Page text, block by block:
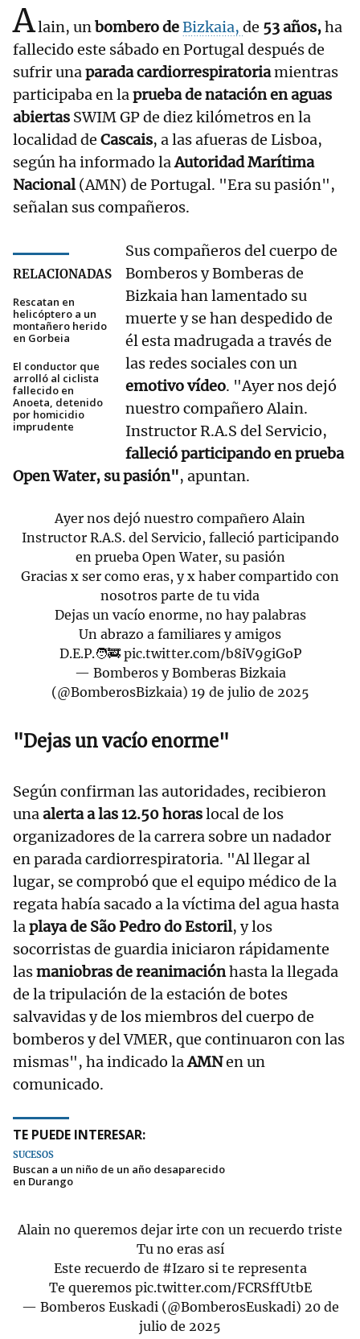
Alain, unbombero deBizkaia, de 53 años,ha
fallecido este sábado en Portugal después de
sufrir unaparada cardiorrespiratoriamientras
participaba en laprueba de natación en aguas
abiertas SWIM GP de diez kilómetros en la
localidad de Cascais, a las afueras de Lisboa,
según ha informado laAutoridad Marítima
Nacional(AMN) de Portugal. "Era su pasión",
señalan sus compañeros.
RELACIONADAS
Rescatan en
helicóptero a un
montañero herido
en Gorbeia
El conductor que
arrolló al ciclista
fallecido en
Anoeta, detenido
por homicidio
imprudente
Sus compañeros del cuerpo de
Bomberos y Bomberas de
Bizkaia han lamentado su
muerte y se han despedido de
él esta madrugada a través de
las redes sociales con un
emotivo vídeo. "Ayer nos dejó
nuestro compañero Alain.
Instructor R.A.S del Servicio,
falleció participando en prueba
Open Water, su pasión", apuntan.
Ayer nos dejó nuestro compañero Alain
Instructor R.A.S. del Servicio, falleció participando
en prueba Open Water, su pasión
Gracias x ser como eras, y x haber compartido con
nosotros parte de tu vida
Dejas un vacío enorme, no hay palabras
Un abrazo a familiares y amigos
D.E.P.🧑‍🚒 pic.twitter.com/b8iV9giGoP
— Bomberos y Bomberas Bizkaia
(@BomberosBizkaia) 19 de julio de 2025
"Dejas un vacío enorme"
Según confirman las autoridades, recibieron
unaalerta a las 12.50 horaslocal de los
organizadores de la carrera sobre un nadador
en parada cardiorrespiratoria. "Al llegar al
lugar, se comprobó que el equipo médico de la
regata había sacado a la víctima del agua hasta
laplaya de São Pedro do Estoril, y los
socorristas de guardia iniciaron rápidamente
lasmaniobras de reanimaciónhasta la llegada
de la tripulación de la estación de botes
salvavidas y de los miembros del cuerpo de
bomberos y del VMER, que continuaron con las
mismas", ha indicado laAMNen un
comunicado.
TE PUEDE INTERESAR:
SUCESOS
Buscan a un niño de un año desaparecido
en Durango
Alain no queremos dejar irte con un recuerdo triste
Tu no eras así
Este recuerdo de #Izaro si te representa
Te queremos pic.twitter.com/FCRSffUtbE
— Bomberos Euskadi (@BomberosEuskadi) 20 de
julio de 2025